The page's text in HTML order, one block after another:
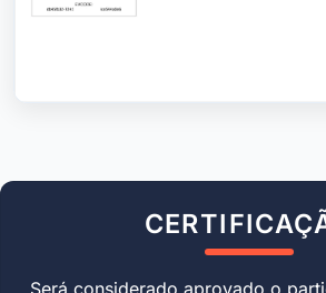
Será considerado aprovado o